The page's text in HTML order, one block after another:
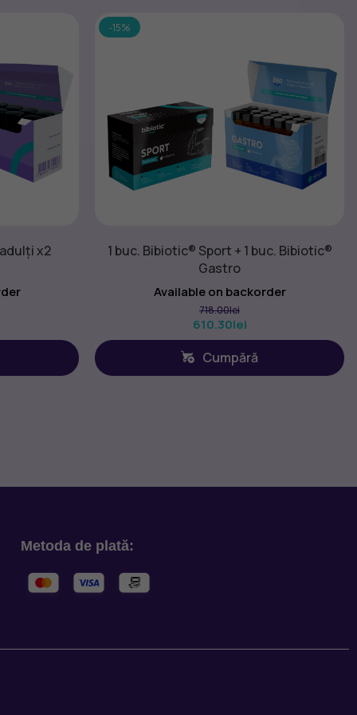
x2
-15%
1 buc. Bibiotic® Sport + 1 buc. Bibiotic®
Gastro
Available on backorder
718.00lei
610.30lei
Cumpără
Metoda de plată: